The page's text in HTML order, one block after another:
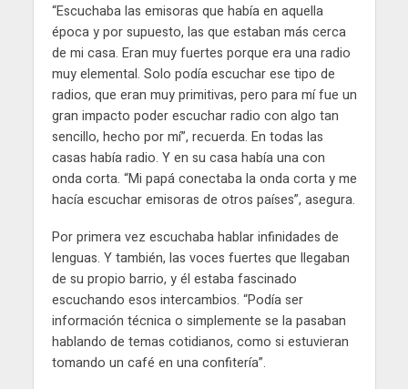
“Escuchaba las emisoras que había en aquella
época y por supuesto, las que estaban más cerca
de mi casa. Eran muy fuertes porque era una radio
muy elemental. Solo podía escuchar ese tipo de
radios, que eran muy primitivas, pero para mí fue un
gran impacto poder escuchar radio con algo tan
sencillo, hecho por mí”, recuerda. En todas las
casas había radio. Y en su casa había una con
onda corta. “Mi papá conectaba la onda corta y me
hacía escuchar emisoras de otros países”, asegura.
Por primera vez escuchaba hablar infinidades de
lenguas. Y también, las voces fuertes que llegaban
de su propio barrio, y él estaba fascinado
escuchando esos intercambios. “Podía ser
información técnica o simplemente se la pasaban
hablando de temas cotidianos, como si estuvieran
tomando un café en una confitería”.